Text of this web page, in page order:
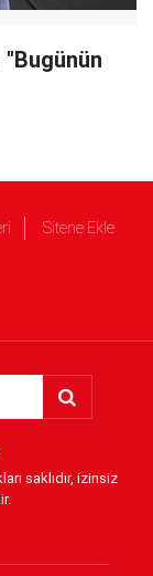
Sitene Ekle
saklıdır, izinsiz